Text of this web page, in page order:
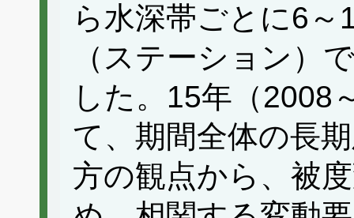
ら水深帯ごとに6
（ステーション）
した。15年（2008
て、期間全体の長
方の観点から、被